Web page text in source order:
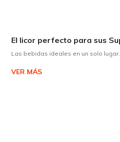
Las bebidas ideales en un solo lugar.
VER MÁS